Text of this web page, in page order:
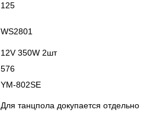
125
WS2801
12V 350W 2шт
576
YM-802SE
Для танцпола докупается отдельно